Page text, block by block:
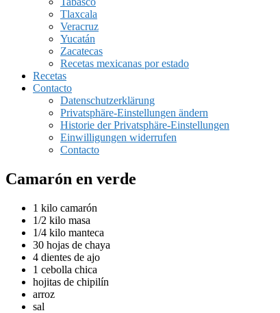
Tlaxcala
Veracruz
Yucatán
Zacatecas
Recetas mexicanas por estado
Recetas
Contacto
Datenschutzerklärung
Privatsphäre-Einstellungen ändern
Historie der Privatsphäre-Einstellungen
Einwilligungen widerrufen
Contacto
Camarón en verde
1 kilo camarón
1/2 kilo masa
1/4 kilo manteca
30 hojas de chaya
4 dientes de ajo
1 cebolla chica
hojitas de chipilín
arroz
sal